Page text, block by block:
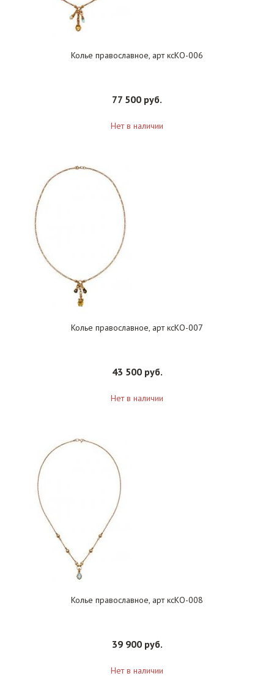
Колье православное, арт ксКО-006
77 500 руб.
Нет в наличии
Колье православное, арт ксКО-007
43 500 руб.
Нет в наличии
Колье православное, арт ксКО-008
39 900 руб.
Нет в наличии